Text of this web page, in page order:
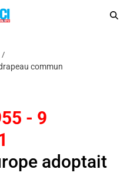
commun
- 9
adoptait